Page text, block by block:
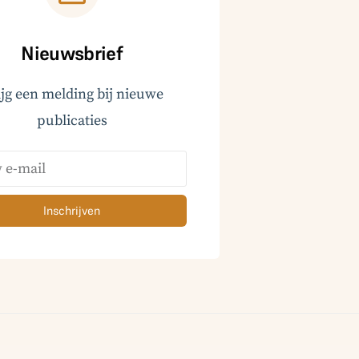
Nieuwsbrief
een melding bij nieuwe
publicaties
Inschrijven